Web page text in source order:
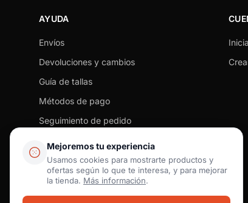
Mejoremos tu experiencia
Usamos cookies para mostrarte productos y
ofertas según lo que te interesa, y para mejorar
la tienda. Más información.
AYUDA
Envíos
Devoluciones y cambios
Guía de tallas
Métodos de pago
Seguimiento de pedido
Tiendas físicas
Contacto